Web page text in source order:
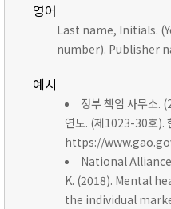
영어
Last name, Initials.
number). Publisher
예시
정부 책임 사무소.
연도. (제1023-30호).
https://
National
K. (2018). Mental
the individual